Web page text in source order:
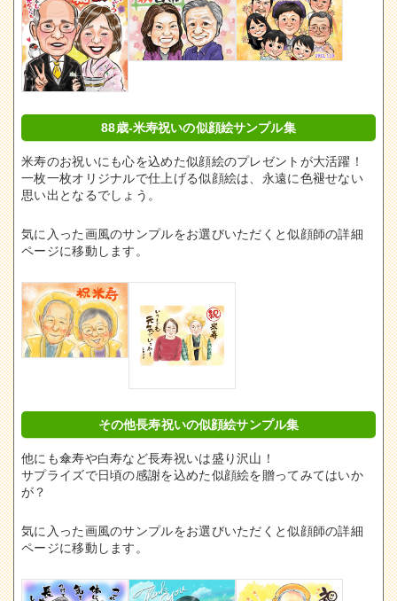
88歳-米寿祝いの似顔絵サンプル集
米寿のお祝いにも心を込めた似顔絵のプレゼントが大活躍！
一枚一枚オリジナルで仕上げる似顔絵は、永遠に色褪せない
思い出となるでしょう。
気に入った画風のサンプルをお選びいただくと似顔師の詳細
ページに移動します。
その他長寿祝いの似顔絵サンプル集
他にも傘寿や白寿など長寿祝いは盛り沢山！
サプライズで日頃の感謝を込めた似顔絵を贈ってみてはいか
が？
気に入った画風のサンプルをお選びいただくと似顔師の詳細
ページに移動します。